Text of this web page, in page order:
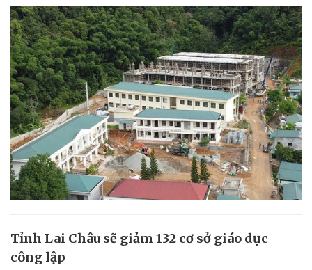
Tỉnh Lai Châu sẽ giảm 132 cơ sở giáo dục
công lập